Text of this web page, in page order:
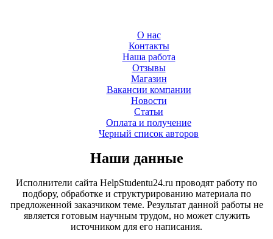
О нас
Контакты
Наша работа
Отзывы
Магазин
Вакансии компании
Новости
Статьи
Оплата и получение
Черный список авторов
Наши данные
Исполнители сайта HelpStudentu24.ru проводят работу по
подбору, обработке и структурированию материала по
предложенной заказчиком теме. Результат данной работы не
является готовым научным трудом, но может служить
источником для его написания.